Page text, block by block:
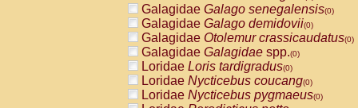
AtelidaeAteles belzebuth(0)
AtelidaeAteles geoffroyi(0)
AtelidaeAteles paniscus(0)
AtelidaeAtelesspp.(0)
Atelidae Lagothrix lagothricha
AtelidaeLagothrix lagothricha cana
PitheciidaeCacajao calvus
Galagidae Galago senegalensis(0)
Galagidae Galago demidovii(0)
Galagidae Otolemur crassicaudatus(0)
Galagidae Galagidae spp.(0)
Loridae Loris tardigradus(0)
Loridae Nycticebus coucang(0)
Loridae Nycticebus pygmaeus(0)